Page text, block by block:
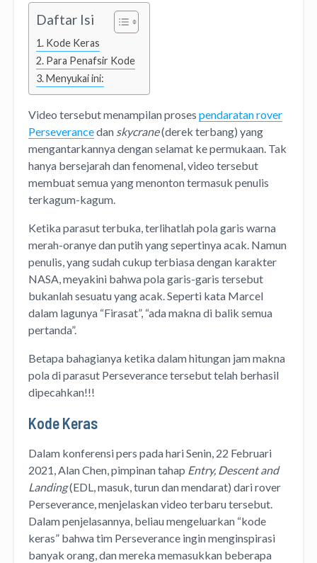
Daftar Isi
Kode Keras
Para Penafsir Kode
Menyukai ini:
Video tersebut menampilan proses pendaratan rover
Perseverancedan skycrane(derek terbang) yang
mengantarkannya dengan selamat ke permukaan. Tak
hanya bersejarah dan fenomenal, video tersebut
membuat semua yang menonton termasuk penulis
terkagum-kagum.
Ketika parasut terbuka, terlihatlah pola garis warna
merah-oranye dan putih yang sepertinya acak. Namun
penulis, yang sudah cukup terbiasa dengan karakter
NASA, meyakini bahwa pola garis-garis tersebut
bukanlah sesuatu yang acak. Seperti kata Marcel
dalam lagunya “Firasat”, “ada makna di balik semua
pertanda”.
Betapa bahagianya ketika dalam hitungan jam makna
pola di parasut Perseverance tersebut telah berhasil
dipecahkan!!!
Kode Keras
Dalam konferensi pers pada hari Senin, 22 Februari
2021, Alan Chen, pimpinan tahap Entry, Descent and
Landing(EDL, masuk, turun dan mendarat) dari rover
Perseverance, menjelaskan video terbaru tersebut.
Dalam penjelasannya, beliau mengeluarkan “kode
keras” bahwa tim Perseverance ingin menginspirasi
banyak orang, dan mereka memasukkan beberapa